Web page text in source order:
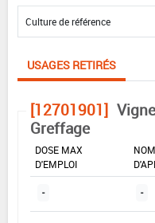
USAGES RETIRÉS
[12701901]
Greffage
DOSE MAX
D'EMPLOI
- -